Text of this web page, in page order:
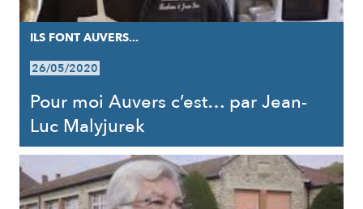
ILS FONT AUVERS...
26/05/2020
Pour moi Auvers c’est… par Jean-
Luc Malyjurek